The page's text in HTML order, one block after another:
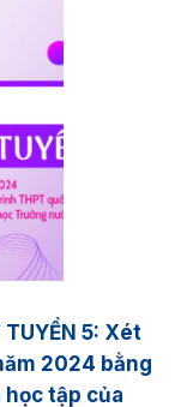
5: Xét
2024 bằng
tập của